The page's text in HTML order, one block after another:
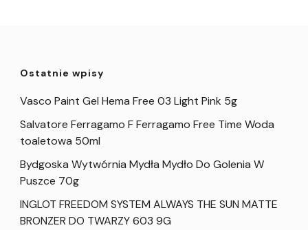
Ostatnie wpisy
Vasco Paint Gel Hema Free 03 Light Pink 5g
Salvatore Ferragamo F Ferragamo Free Time Woda
toaletowa 50ml
Bydgoska Wytwórnia Mydła Mydło Do Golenia W
Puszce 70g
INGLOT FREEDOM SYSTEM ALWAYS THE SUN MATTE
BRONZER DO TWARZY 603 9G